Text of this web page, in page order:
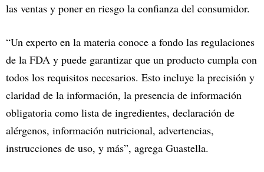
las ventas y poner en riesgo la confianza del consumidor.
“Un experto en la materia conoce a fondo las regulaciones
de la FDA y puede garantizar que un producto cumpla con
todos los requisitos necesarios. Esto incluye la precisión y
claridad de la información, la presencia de información
obligatoria como lista de ingredientes, declaración de
alérgenos, información nutricional, advertencias,
instrucciones de uso, y más”, agrega Guastella.